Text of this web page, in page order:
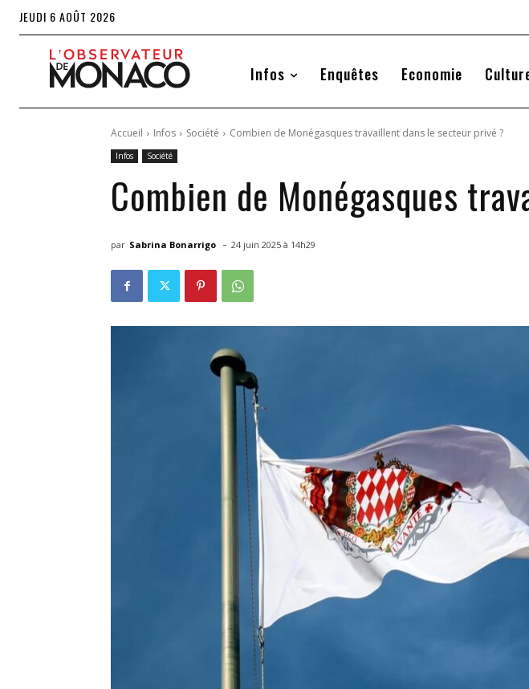
JEUDI 6 AOÛT 2026
Infos Enquêtes Economie
Accueil Infos Société Combien de Monégasques travaillent dans le secteur privé ?
Infos Société
Combien de Monégasques
par Sabrina Bonarrigo - 24 juin 2025 à 14h29